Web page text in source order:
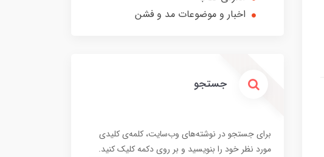
اخبار و موضوعات مد و فشن
جستجو
برای جستجو در نوشته‌های وب‌سایت، کلمه‌ی کلیدی
مورد نظر خود را بنویسید و بر روی دکمه کلیک کنید.